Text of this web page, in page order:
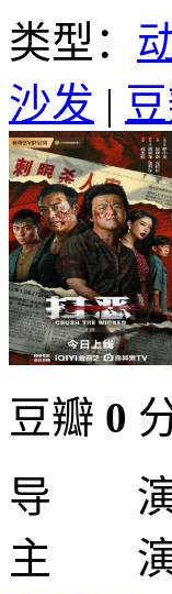
类型：
沙发 |
豆瓣 0
导
主